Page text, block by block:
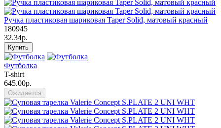
Ручка пластиковая шариковая Taper Solid, матовый красный
180945
32.34р.
Купить
Футболка
T-shirt
645.00р.
Ожидается